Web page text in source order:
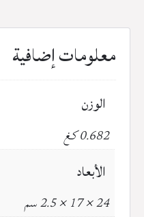
معلومات إضافية
الوزن
0.682 كغ
الأبعاد
24 × 17 × 2.5 سم